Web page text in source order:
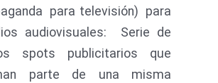
para televisión) para
audiovisuales: Serie de
spots publicitarios que
parte de una misma